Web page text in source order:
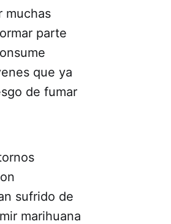
muchas
parte
que ya
de fumar
sufrido de
marihuana